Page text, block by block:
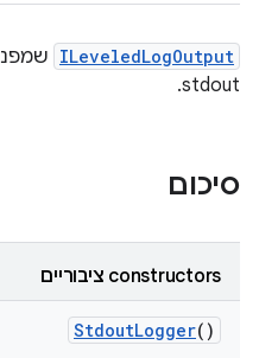
ILeveledLogOutput
stdout.
סיכום
‫constructors ציבוריים
StdoutLogger()